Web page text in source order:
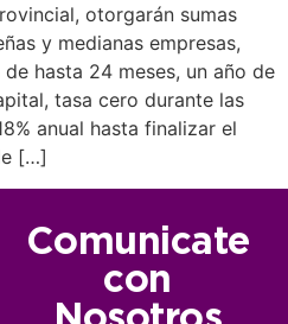
otorgarán sumas
y medianas empresas,
hasta 24 meses, un año de
tasa cero durante las
anual hasta finalizar el
[…]
Comunicate
con